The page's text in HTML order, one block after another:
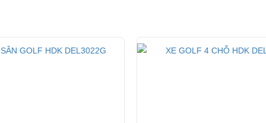
trước cơ thể + PP nhựa phía sau cơ thể